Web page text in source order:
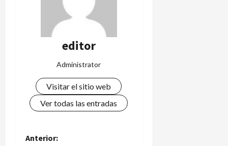
editor
Administrator
Visitar el sitio web
Ver todas las entradas
N
Anterior: